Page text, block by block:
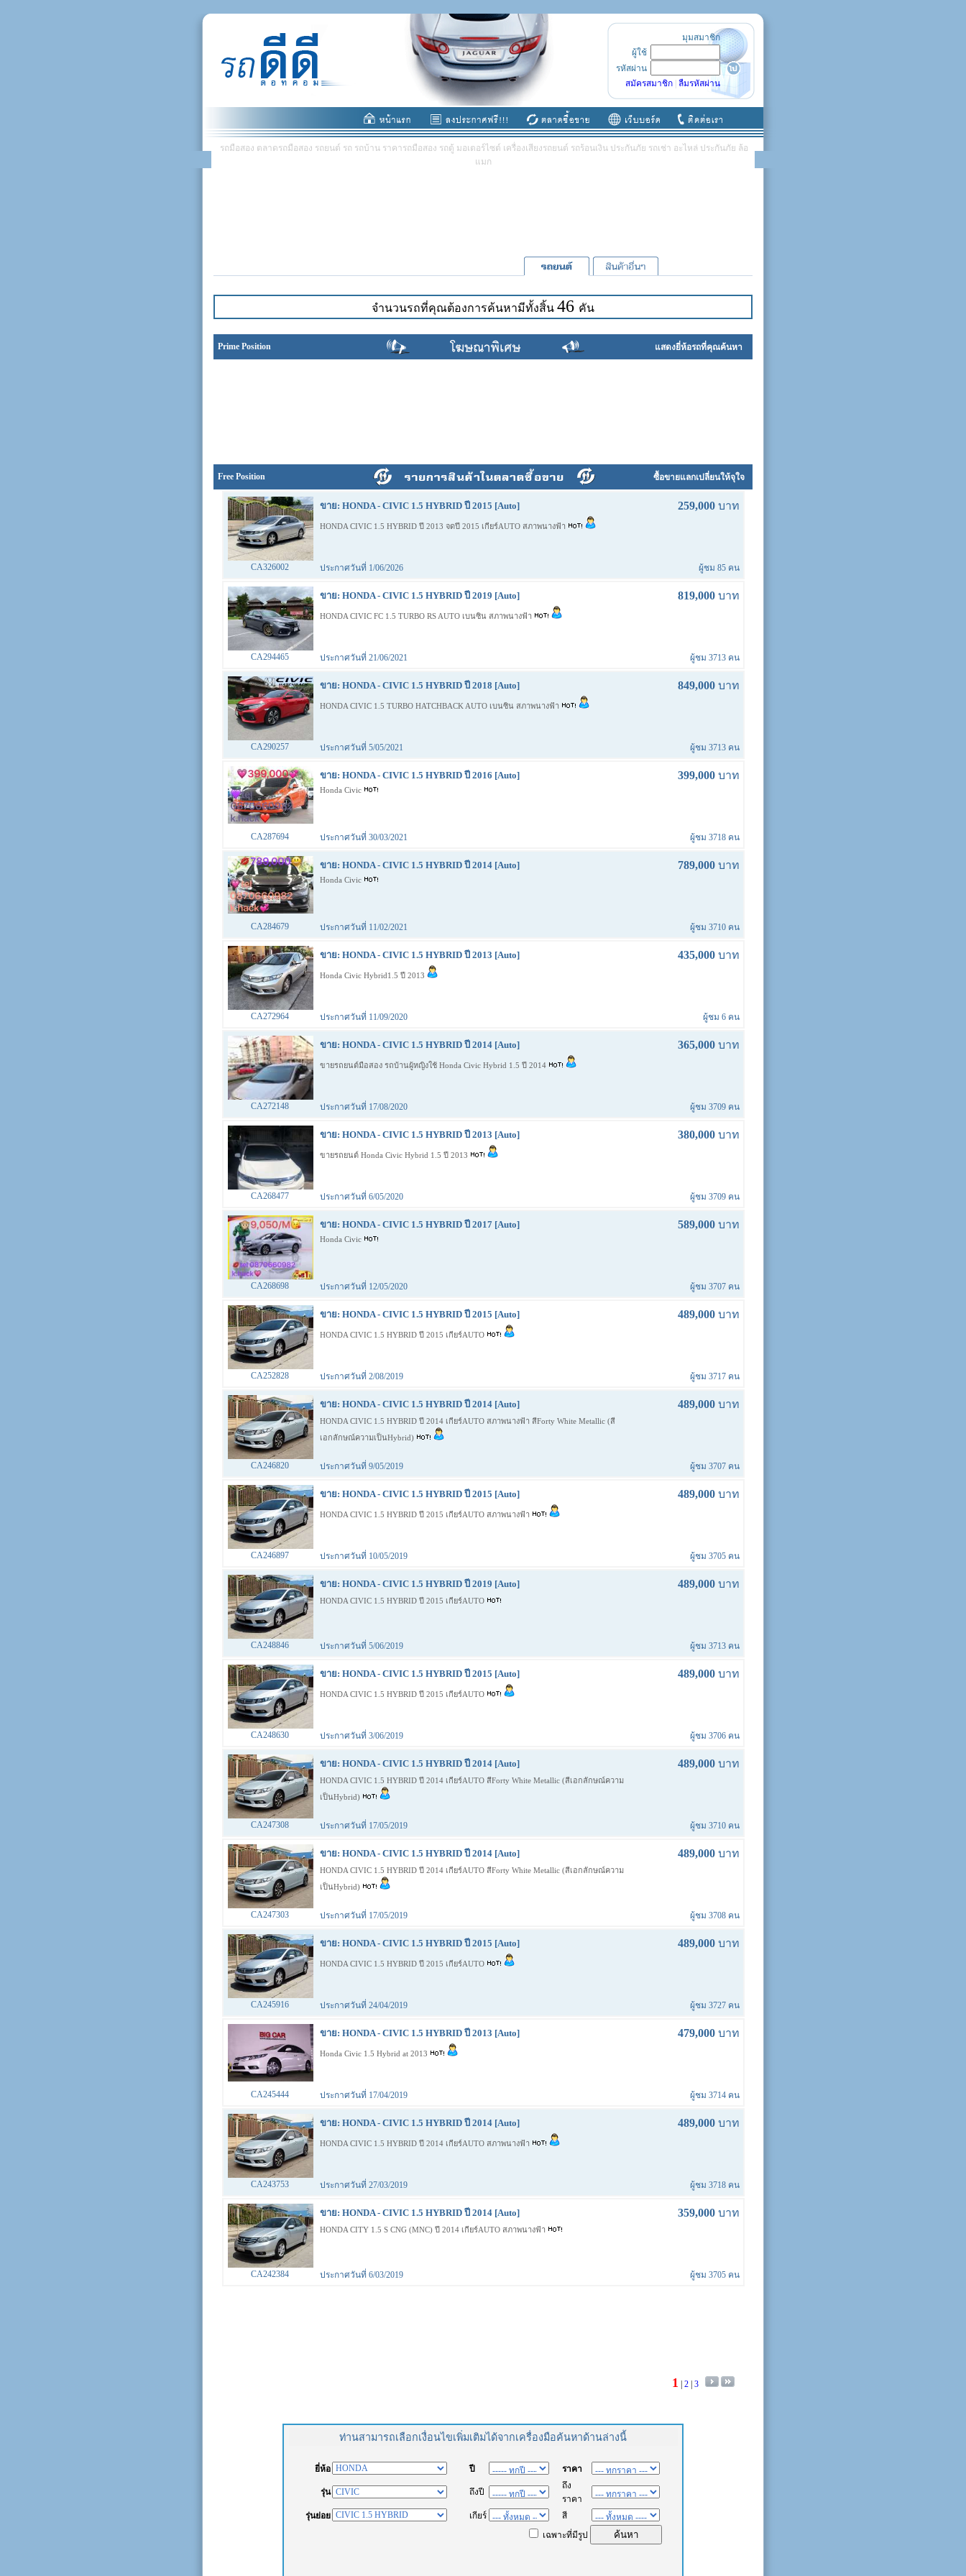
มุมสมาชิก
ผู้ใช้
รหัสผ่าน
สมัครสมาชิก ลืมรหัสผ่าน
รถมือสอง ตลาดรถมือสอง รถยนต์ รถ รถบ้าน ราคารถมือสอง รถตู้ มอเตอร์ไซต์ เครื่องเสียงรถยนต์ รถร้อนเงิน ประกันภัย รถเช่า อะไหล่ ประกันภัย ล้อ
แมก
จำนวนรถที่คุณต้องการค้นหามีทั้งสิ้น 46 คัน
Prime Position แสดงยี่ห้อรถที่คุณค้นหา
Free Position ซื้อขายแลกเปลี่ยนให้จุใจ
ขาย: HONDA - CIVIC 1.5 HYBRID ปี 2015 [Auto] 259,000บาท
HONDA CIVIC 1.5 HYBRID ปี 2013 จดปี 2015 เกียร์AUTO สภาพนางฟ้า
CA326002 ประกาศวันที่ 1/06/2026 ผู้ชม 85 คน
ขาย: HONDA - CIVIC 1.5 HYBRID ปี 2019 [Auto] 819,000บาท
HONDA CIVIC FC 1.5 TURBO RS AUTO เบนซิน สภาพนางฟ้า
CA294465 ประกาศวันที่ 21/06/2021 ผู้ชม 3713 คน
ขาย: HONDA - CIVIC 1.5 HYBRID ปี 2018 [Auto] 849,000บาท
HONDA CIVIC 1.5 TURBO HATCHBACK AUTO เบนซิน สภาพนางฟ้า
CA290257 ประกาศวันที่ 5/05/2021 ผู้ชม 3713 คน
ขาย: HONDA - CIVIC 1.5 HYBRID ปี 2016 [Auto] 399,000บาท
Honda Civic
CA287694 ประกาศวันที่ 30/03/2021 ผู้ชม 3718 คน
ขาย: HONDA - CIVIC 1.5 HYBRID ปี 2014 [Auto] 789,000บาท
Honda Civic
CA284679 ประกาศวันที่ 11/02/2021 ผู้ชม 3710 คน
ขาย: HONDA - CIVIC 1.5 HYBRID ปี 2013 [Auto] 435,000บาท
Honda Civic Hybrid1.5 ปี 2013
CA272964 ประกาศวันที่ 11/09/2020 ผู้ชม 6 คน
ขาย: HONDA - CIVIC 1.5 HYBRID ปี 2014 [Auto] 365,000บาท
ขายรถยนต์มือสอง รถบ้านผู้หญิงใช้ Honda Civic Hybrid 1.5 ปี 2014
CA272148 ประกาศวันที่ 17/08/2020 ผู้ชม 3709 คน
ขาย: HONDA - CIVIC 1.5 HYBRID ปี 2013 [Auto] 380,000บาท
ขายรถยนต์ Honda Civic Hybrid 1.5 ปี 2013
CA268477 ประกาศวันที่ 6/05/2020 ผู้ชม 3709 คน
ขาย: HONDA - CIVIC 1.5 HYBRID ปี 2017 [Auto] 589,000บาท
Honda Civic
CA268698 ประกาศวันที่ 12/05/2020 ผู้ชม 3707 คน
ขาย: HONDA - CIVIC 1.5 HYBRID ปี 2015 [Auto] 489,000บาท
HONDA CIVIC 1.5 HYBRID ปี 2015 เกียร์AUTO
CA252828 ประกาศวันที่ 2/08/2019 ผู้ชม 3717 คน
ขาย: HONDA - CIVIC 1.5 HYBRID ปี 2014 [Auto] 489,000บาท
HONDA CIVIC 1.5 HYBRID ปี 2014 เกียร์AUTO สภาพนางฟ้า สีForty White Metallic (สี
เอกลักษณ์ความเป็นHybrid)
CA246820 ประกาศวันที่ 9/05/2019 ผู้ชม 3707 คน
ขาย: HONDA - CIVIC 1.5 HYBRID ปี 2015 [Auto] 489,000บาท
HONDA CIVIC 1.5 HYBRID ปี 2015 เกียร์AUTO สภาพนางฟ้า
CA246897 ประกาศวันที่ 10/05/2019 ผู้ชม 3705 คน
ขาย: HONDA - CIVIC 1.5 HYBRID ปี 2019 [Auto] 489,000บาท
HONDA CIVIC 1.5 HYBRID ปี 2015 เกียร์AUTO
CA248846 ประกาศวันที่ 5/06/2019 ผู้ชม 3713 คน
ขาย: HONDA - CIVIC 1.5 HYBRID ปี 2015 [Auto] 489,000บาท
HONDA CIVIC 1.5 HYBRID ปี 2015 เกียร์AUTO
CA248630 ประกาศวันที่ 3/06/2019 ผู้ชม 3706 คน
ขาย: HONDA - CIVIC 1.5 HYBRID ปี 2014 [Auto] 489,000บาท
HONDA CIVIC 1.5 HYBRID ปี 2014 เกียร์AUTO สีForty White Metallic (สีเอกลักษณ์ความ
เป็นHybrid)
CA247308 ประกาศวันที่ 17/05/2019 ผู้ชม 3710 คน
ขาย: HONDA - CIVIC 1.5 HYBRID ปี 2014 [Auto] 489,000บาท
HONDA CIVIC 1.5 HYBRID ปี 2014 เกียร์AUTO สีForty White Metallic (สีเอกลักษณ์ความ
เป็นHybrid)
CA247303 ประกาศวันที่ 17/05/2019 ผู้ชม 3708 คน
ขาย: HONDA - CIVIC 1.5 HYBRID ปี 2015 [Auto] 489,000บาท
HONDA CIVIC 1.5 HYBRID ปี 2015 เกียร์AUTO
CA245916 ประกาศวันที่ 24/04/2019 ผู้ชม 3727 คน
ขาย: HONDA - CIVIC 1.5 HYBRID ปี 2013 [Auto] 479,000บาท
Honda Civic 1.5 Hybrid at 2013
CA245444 ประกาศวันที่ 17/04/2019 ผู้ชม 3714 คน
ขาย: HONDA - CIVIC 1.5 HYBRID ปี 2014 [Auto] 489,000บาท
HONDA CIVIC 1.5 HYBRID ปี 2014 เกียร์AUTO สภาพนางฟ้า
CA243753 ประกาศวันที่ 27/03/2019 ผู้ชม 3718 คน
ขาย: HONDA - CIVIC 1.5 HYBRID ปี 2014 [Auto] 359,000บาท
HONDA CITY 1.5 S CNG (MNC) ปี 2014 เกียร์AUTO สภาพนางฟ้า
CA242384 ประกาศวันที่ 6/03/2019 ผู้ชม 3705 คน
1 2 3
ท่านสามารถเลือกเงื่อนไขเพิ่มเติมได้จากเครื่องมือค้นหาด้านล่างนี้
ยี่ห้อ ปี ราคา
รุ่น ถึงปี
ถึง
ราคา
รุ่นย่อย
เกียร์
สี
เฉพาะที่มีรูป